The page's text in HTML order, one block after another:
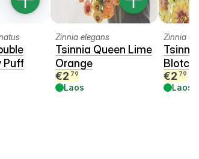
Puff
Zinnia elegans
Tsinnia Queen Lime
Orange
€2 79
Laos
Zinnia
Blotch
€2 79
Laos